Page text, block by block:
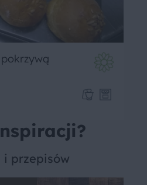
pokrzywą
przepisów